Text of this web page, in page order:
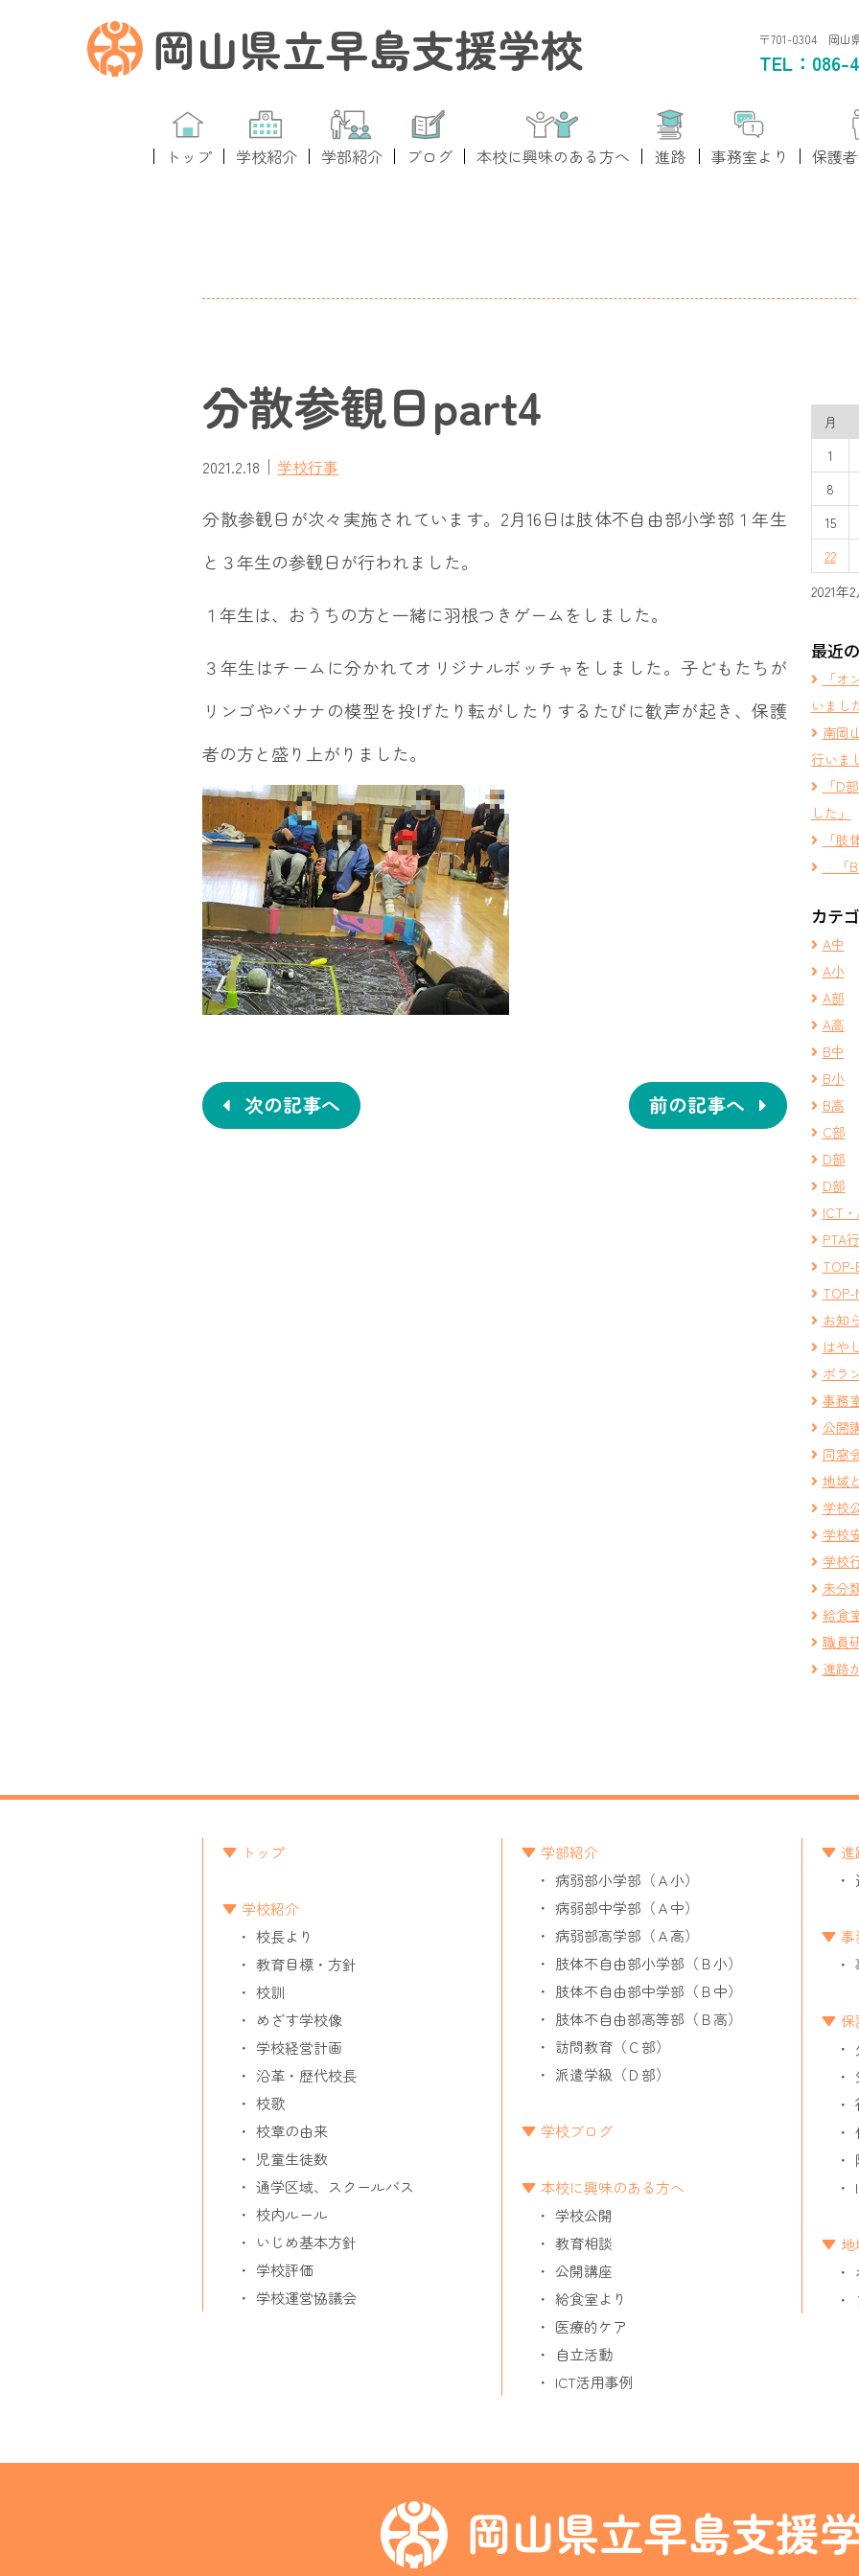
岡山県立早島支援学校 〒701-0304 岡山
TEL： 086-
トップ 学校紹介 学部紹介 ブログ 本校に興味のある方へ 進路 事務室より 保護
分散参観日part4
2021.2.18 ｜ 学校行事
分散参観日が次々実施されています。2月16日は肢体不自由部小学部１年生
と３年生の参観日が行われました。
１年生は、おうちの方と一緒に羽根つきゲームをしました。
３年生はチームに分かれてオリジナルボッチャをしました。子どもたちが
リンゴやバナナの模型を投げたり転がしたりするたびに歓声が起き、保護
者の方と盛り上がりました。
稿
ナ 前の記事へ
次の記事へ
2021年2
月
1
8
15
22
最近
「
いまし
南岡
行いま
「D
した」
「
「B
カテ
A中
A小
A部
A高
B中
B小
B高
C部
D部
D部
ICT
PTA
TOP-
TOP-
お知
はや
ボラ
事務
公開
同窓
地域
学校
学校
学校
未分
給食
職員
進路
トップ
学校紹介
校長より
教育目標・方針
校訓
めざす学校像
学校経営計画
沿革・歴代校長
校歌
校章の由来
児童生徒数
通学区域、スクールバス
校内ルール
いじめ基本方針
学校評価
学校運営協議会
学部紹介
病弱部小学部（Ａ小）
病弱部中学部（Ａ中）
病弱部高学部（Ａ高）
肢体不自由部小学部（Ｂ小）
肢体不自由部中学部（Ｂ中）
肢体不自由部高等部（Ｂ高）
訪問教育（Ｃ部）
派遣学級（Ｄ部）
学校ブログ
本校に興味のある方へ
学校公開
教育相談
公開講座
給食室より
医療的ケア
自立活動
ICT活用事例
進
事
保
岡山県立早島支援